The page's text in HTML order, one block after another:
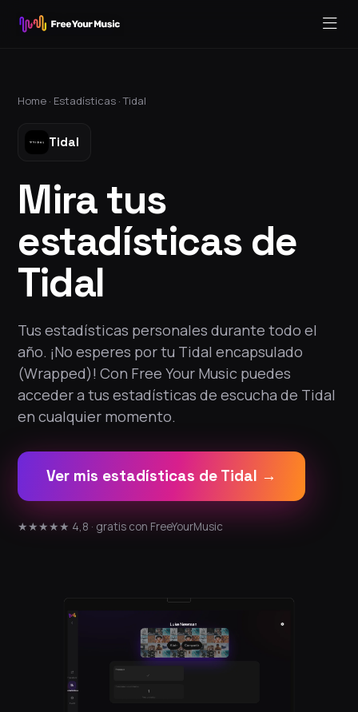
Home · Estadísticas ·Tidal
Tidal
Mira tus
estadísticas de
Tidal
Tus estadísticas personales durante todo el
año. ¡No esperes por tu Tidal encapsulado
(Wrapped)! Con Free Your Music puedes
acceder a tus estadísticas de escucha de Tidal
en cualquier momento.
Ver mis estadísticas de Tidal →
★★★★★ 4,8 · gratis con FreeYourMusic